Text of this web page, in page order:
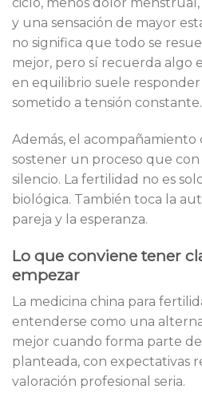
y una sensación de mayor
no significa que todo se
mejor, pero sí recuerda algo
en equilibrio suele
sometido a tensión constante.
Además, el acompañamiento
sostener un proceso que
silencio. La fertilidad no es
biológica. También toca la
pareja y la esperanza.
Lo que conviene tener
empezar
La medicina china para
entenderse como una
mejor cuando forma parte
planteada, con expectativas
valoración profesional seria.